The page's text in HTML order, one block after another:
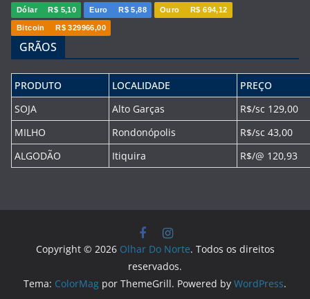
Dólar R$ 5,10 Euro R$ 5,88 Ouro R$ 694,12
Bitcoin R$ 329966,00
GRÃOS
PRODUTO LOCALIDADE
PREÇO
SOJA
Alto Garças
R$/sc 129,00
MILHO
Rondonópolis
R$/sc 43,00
ALGODÃO
Itiquira R$/@ 120,93
Copyright © 2026 Olhar Do Norte. Todos os direitos
reservados.
Tema: ColorMag por ThemeGrill. Powered by WordPress.